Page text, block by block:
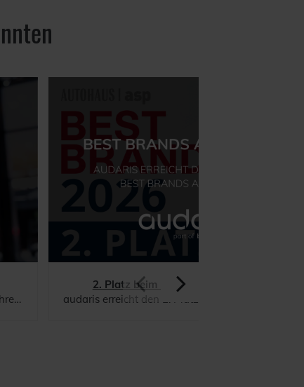
2. Platz beim Best Brands Award 2026
audaris erreicht den 2. Platz beim Best Brands Award